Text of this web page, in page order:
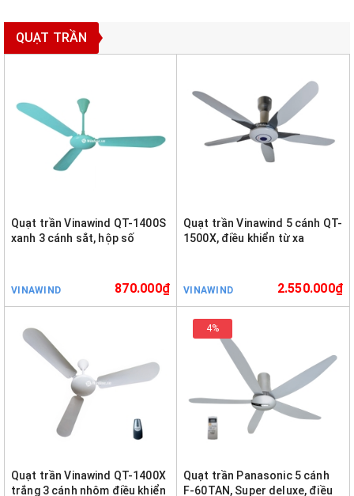
QUẠT TRẦN
Quạt trần Vinawind QT-1400S
xanh 3 cánh sắt, hộp số
VINAWIND 870.000₫
Quạt trần Vinawind 5 cánh QT-
1500X, điều khiển từ xa
VINAWIND 2.550.000₫
Quạt trần Vinawind QT-1400X
trắng 3 cánh nhôm điều khiển
4%
Quạt trần Panasonic 5 cánh
F-60TAN, Super deluxe, điều